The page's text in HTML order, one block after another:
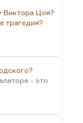
Виктора Цоя?
трагедия?
- это